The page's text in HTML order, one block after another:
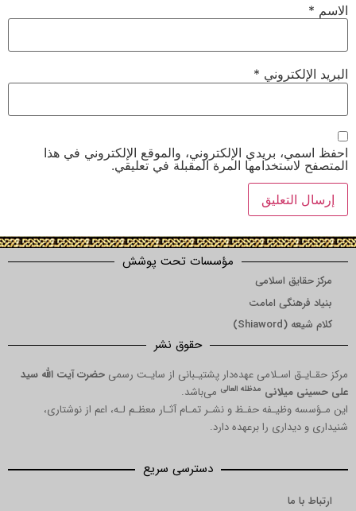
الاسم *
البريد الإلكتروني *
احفظ اسمي، بريدي الإلكتروني، والموقع الإلكتروني في هذا
المتصفح لاستخدامها المرة المقبلة في تعليقي.
مؤسسات تحت پوشش
مرکز حقایق اسلامی
بنیاد فرهنگی امامت
کلام شیعه (Shiaword)
حقوق نشر
مرکز حقـایـق اسـلامی عهده‌دار پشتیـبانی از سایـت رسمی حضرت آیت الله سید
علی حسینی میلانی مدظله العالی می‌باشد.
این مـؤسسه وظیـفه حفـظ و نشـر تمـام آثـار معظـم لـه، اعم از نوشتاری،
شنیداری و دیداری را برعهده دارد.
دسترسی سریع
ارتباط با ما